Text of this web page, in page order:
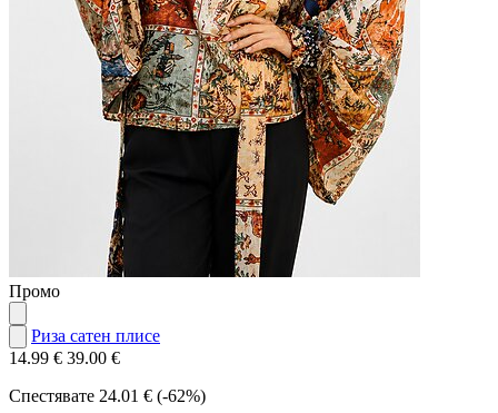
Промо
Риза сатен плисе
14.99 € 39.00 €
Спестявате 24.01 € (-62%)